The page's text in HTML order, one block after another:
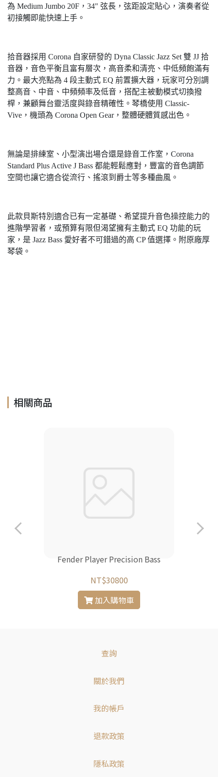
為 Medium Jumbo 20F，34" 弦長，弦距設定貼心，演奏者從
初接觸即能快速上手。
拾音器採用 Corona 自家研發的 Dyna Classic Jazz Set 雙 JJ 拾
音器，音色平衡且富有層次，高音柔和清亮、中低頻飽滿有
力。最大亮點為 4 段主動式 EQ 前置擴大器，玩家可分別調
整高音、中音、中頻頻率及低音，搭配主被動模式切換撥
桿，兼顧舞台靈活度與錄音精確性。琴橋使用 Classic-
Vive，機頭為 Corona Open Gear，整體硬體質感出色。
無論是排練室、小型演出場合還是錄音工作室，Corona
Standard Plus Active J Bass 都能輕鬆應對，豐富的音色調節
空間也讓它適合從流行、搖滾到爵士等多種曲風。
此款貝斯特別適合已有一定基礎、希望提升音色操控能力的
進階學習者，或預算有限但渴望擁有主動式 EQ 功能的玩
家，是 Jazz Bass 愛好者不可錯過的高 CP 值選擇。附原廠厚
琴袋。
相關商品
Fender Player Precision Bass
NT$30800
加入購物車
查詢
關於我們
我的帳戶
退款政策
隱私政策